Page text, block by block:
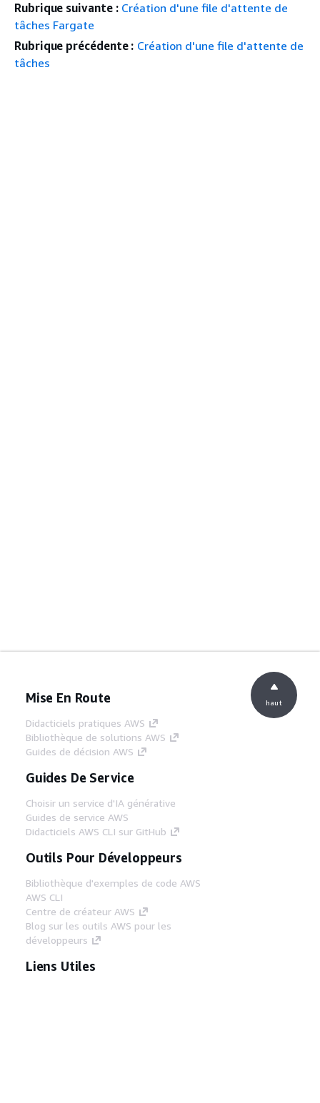
Rubrique suivante : Création d'une file d'attente de
tâches Fargate
Rubrique précédente : Création d'une file d'attente de
tâches
Mise En Route
Didacticiels pratiques AWS
Bibliothèque de solutions AWS
Guides de décision AWS
Guides De Service
Choisir un service d'IA générative
Guides de service AWS
Didacticiels AWS CLI sur GitHub
Outils Pour Développeurs
Bibliothèque d'exemples de code AWS
AWS CLI
Centre de créateur AWS
Blog sur les outils AWS pour les
développeurs
Liens Utiles
haut